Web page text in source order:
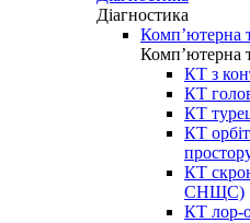
Діагностика
Комп’ютерна
Комп’ютерна
КТ з
КТ
КТ
КТ
КТ
СНЩС)
КТ лор-